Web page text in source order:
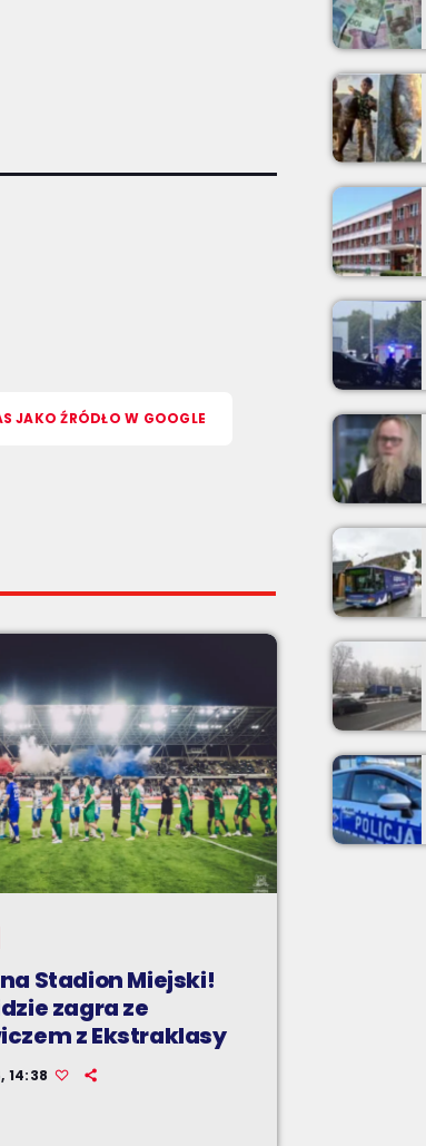
JAKO ŹRÓDŁO W GOOGLE
Stadion Miejski!
zagra ze
z Ekstraklasy
14:38